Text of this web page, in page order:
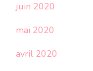
juin 2020
mai 2020
avril 2020